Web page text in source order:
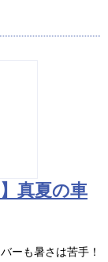
真夏の車
ーも暑さは苦手！